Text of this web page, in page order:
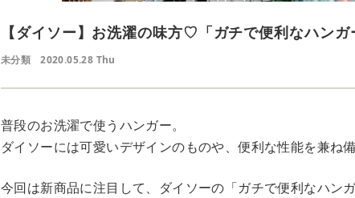
【ダイソー】お洗濯の味方♡「ガチで便利なハンガ
未分類 2020.05.28 Thu
普段のお洗濯で使うハンガー。
ダイソーには可愛いデザインのものや、便利な性能を兼ね
今回は新商品に注目して、ダイソーの「ガチで便利なハン